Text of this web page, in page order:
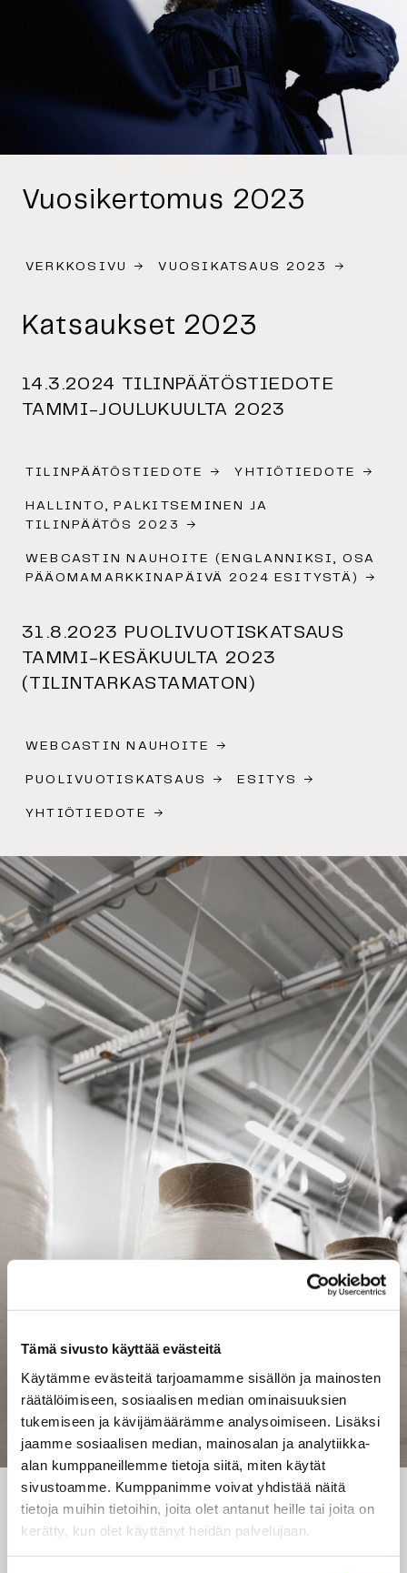
Tämä sivusto käyttää evästeitä
Käytämme evästeitä tarjoamamme sisällön ja mainosten
räätälöimiseen, sosiaalisen median ominaisuuksien
tukemiseen ja kävijämäärämme analysoimiseen. Lisäksi
jaamme sosiaalisen median, mainosalan ja analytiikka-
alan kumppaneillemme tietoja siitä, miten käytät
sivustoamme. Kumppanimme voivat yhdistää näitä
tietoja muihin tietoihin, joita olet antanut heille tai joita on
kerätty, kun olet käyttänyt heidän palvelujaan.
Vuosikertomus 2023
VERKKOSIVU VUOSIKATSAUS 2023
Katsaukset 2023
14.3.2024 TILINPÄÄTÖSTIEDOTE
TAMMI-JOULUKUULTA 2023
TILINPÄÄTÖSTIEDOTE YHTIÖTIEDOTE
HALLINTO, PALKITSEMINEN JA
TILINPÄÄTÖS 2023
WEBCASTIN NAUHOITE (ENGLANNIKSI, OSA
PÄÄOMAMARKKINAPÄIVÄ 2024 ESITYSTÄ)
31.8.2023 PUOLIVUOTISKATSAUS
TAMMI-KESÄKUULTA 2023
(TILINTARKASTAMATON)
WEBCASTIN NAUHOITE
PUOLIVUOTISKATSAUS ESITYS
YHTIÖTIEDOTE
Vuosikertomus 2022